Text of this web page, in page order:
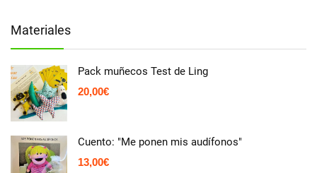
Materiales
Pack muñecos Test de Ling
20,00€
Cuento: "Me ponen mis audífonos"
13,00€